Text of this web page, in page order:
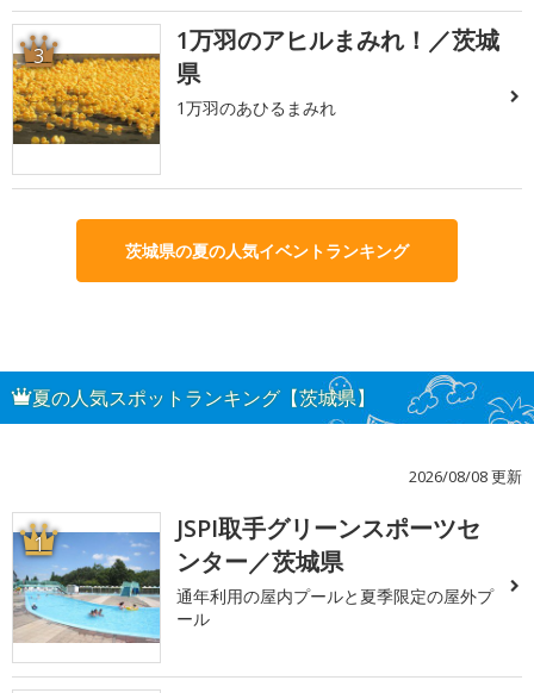
3
1万羽のアヒルまみれ！／茨城
県
1万羽のあひるまみれ
茨城県の夏の人気イベントランキング
夏の人気スポットランキング【茨城県】
2026/08/08 更新
1
JSPI取手グリーンスポーツセ
ンター／茨城県
通年利用の屋内プールと夏季限定の屋外プ
ール